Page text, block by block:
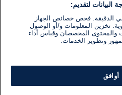
البيانات لتقديم:
الدقيقة. فحص خصائص الجهاز
تخزين المعلومات و/أو الوصول
والمحتوى المخصصان وقياس أداء
وتطوير الخدمات.
أوافق